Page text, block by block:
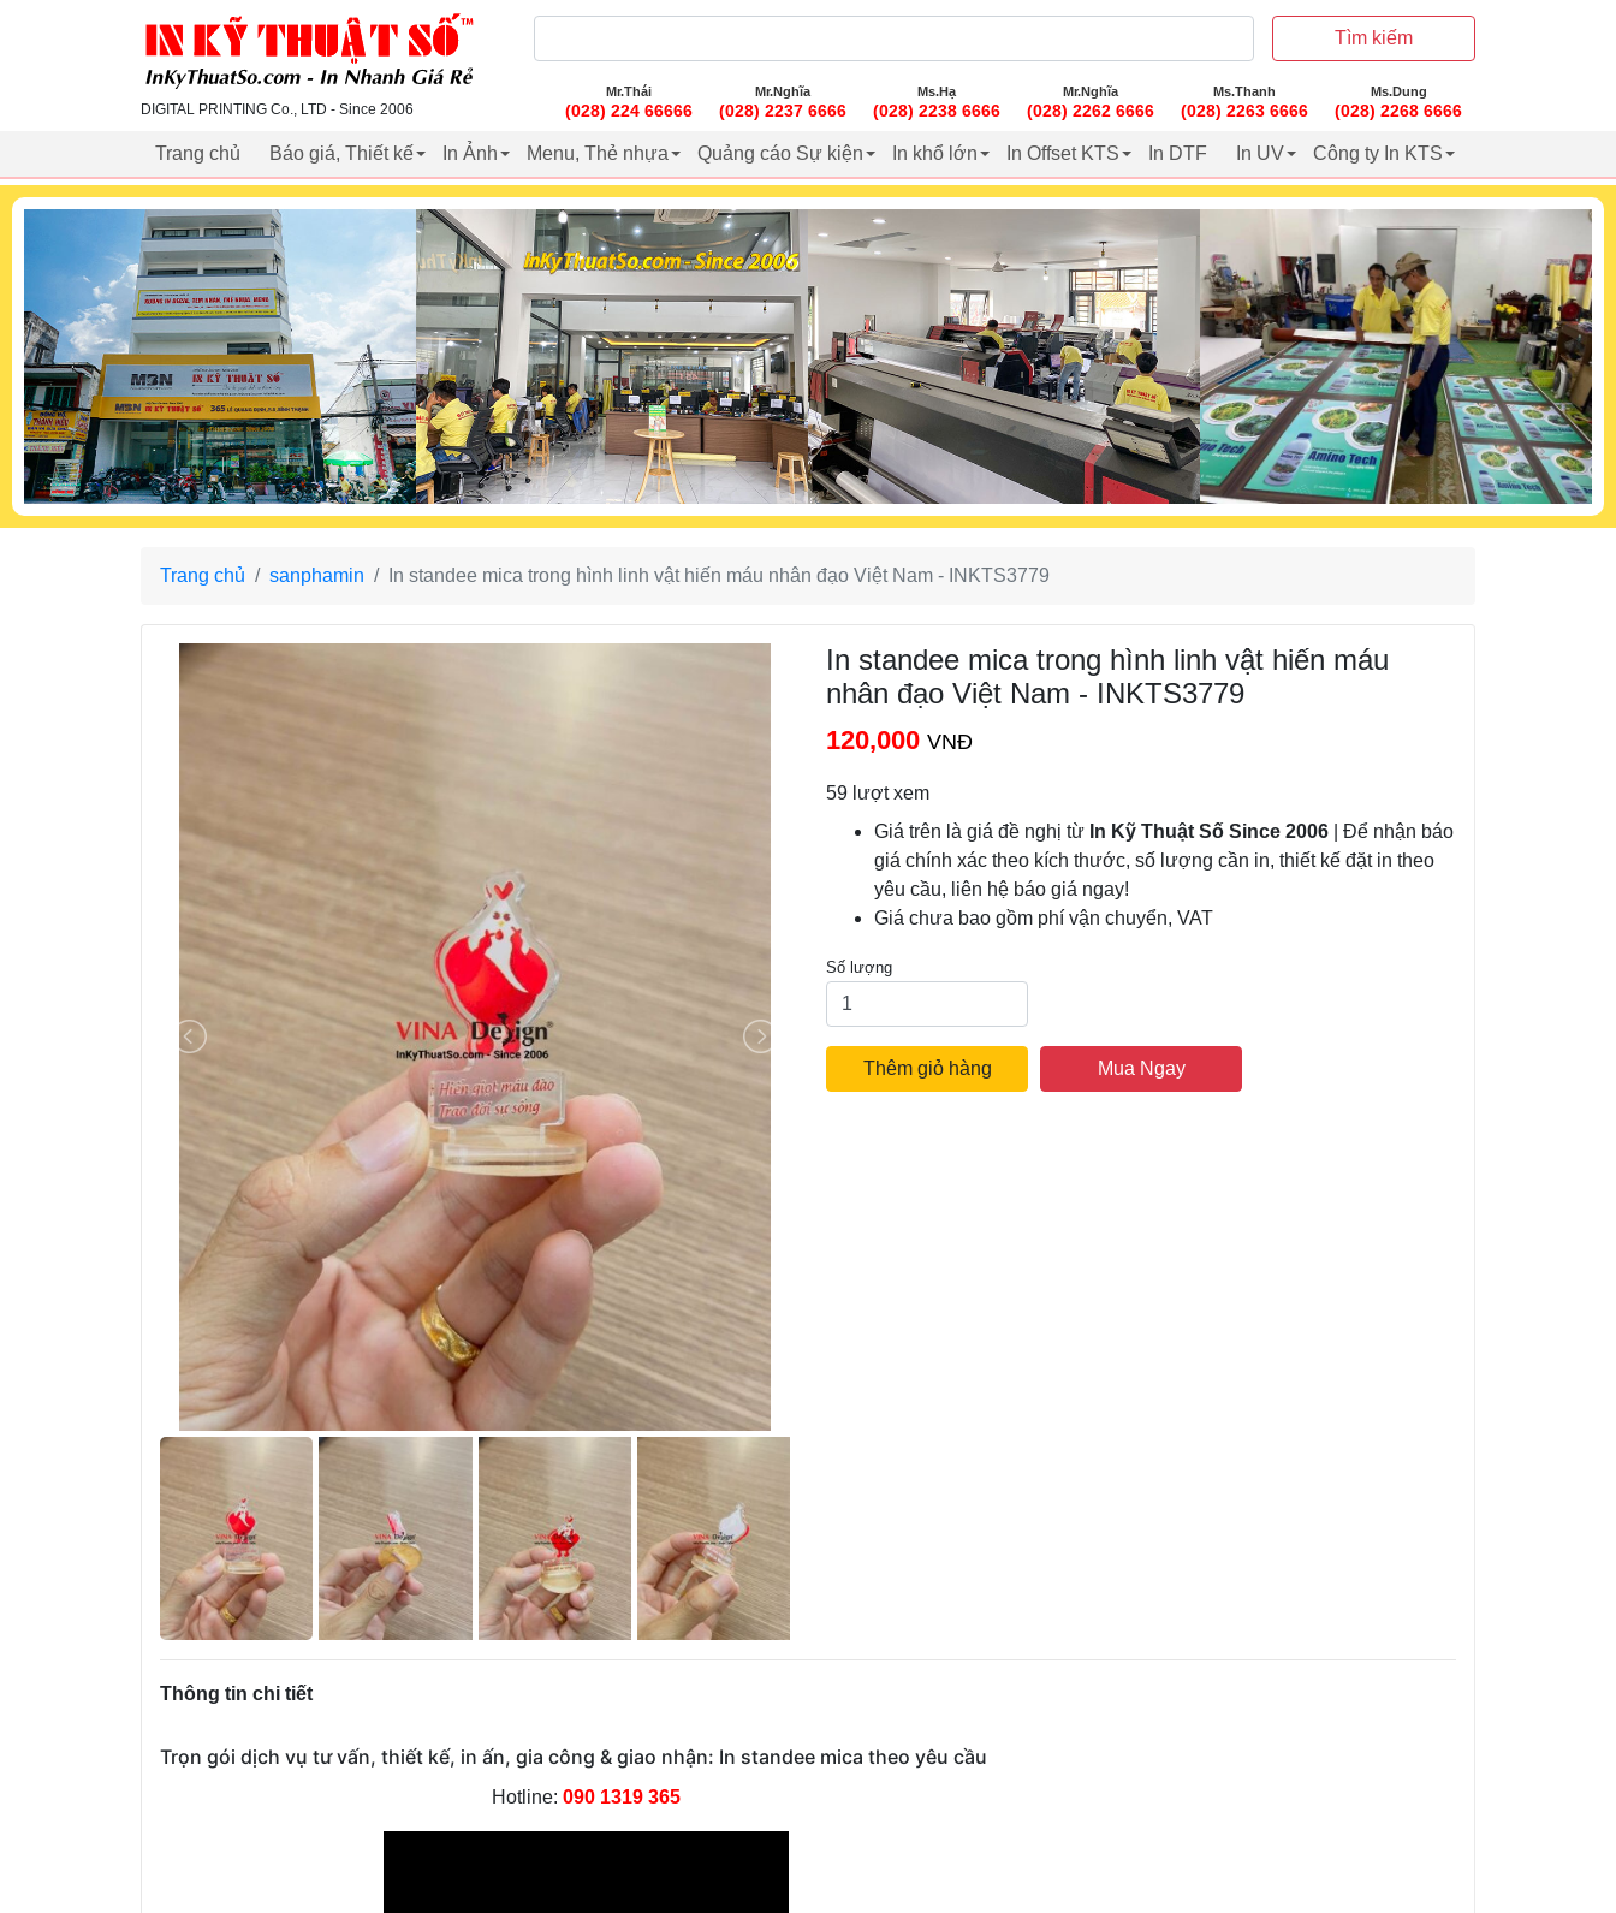
inkythuatso.com
DIGITAL PRINTING Co., LTD - Since 2006
Tìm kiếm
Mr.Thái
(028) 224 66666
Mr.Nghĩa
(028) 2237 6666
Ms.Hạ
(028) 2238 6666
Mr.Nghĩa
(028) 2262 6666
Ms.Thanh
(028) 2263 6666
Ms.Dung
(028) 2268 6666
Trang chủ Báo giá, Thiết kế In Ảnh Menu, Thẻ nhựa Quảng cáo Sự kiện In khổ lớn In Offset KTS In DTF In UV Công ty In KTS
Trang chủ sanphamin In standee mica trong hình linh vật hiến máu nhân đạo Việt Nam - INKTS3779
In standee mica trong hình linh vật hiến máu
nhân đạo Việt Nam - INKTS3779
120,000 VNĐ
59 lượt xem
Giá trên là giá đề nghị từ In Kỹ Thuật Số Since 2006 | Để nhận báo
giá chính xác theo kích thước, số lượng cần in, thiết kế đặt in theo
yêu cầu, liên hệ báo giá ngay!
Giá chưa bao gồm phí vận chuyển, VAT
Số lượng
Thêm giỏ hàng Mua Ngay
Thông tin chi tiết
Trọn gói dịch vụ tư vấn, thiết kế, in ấn, gia công & giao nhận: In standee mica theo yêu cầu
Hotline: 090 1319 365